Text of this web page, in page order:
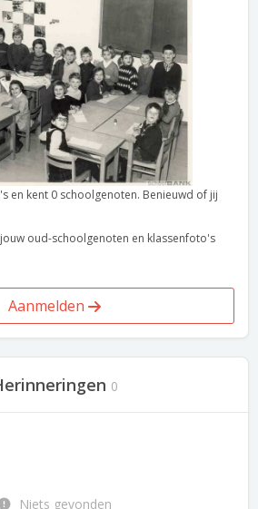
en kent 0 schoolgenoten. Benieuwd of jij
oud-schoolgenoten en klassenfoto's
Aanmelden
0
Niets gevonden